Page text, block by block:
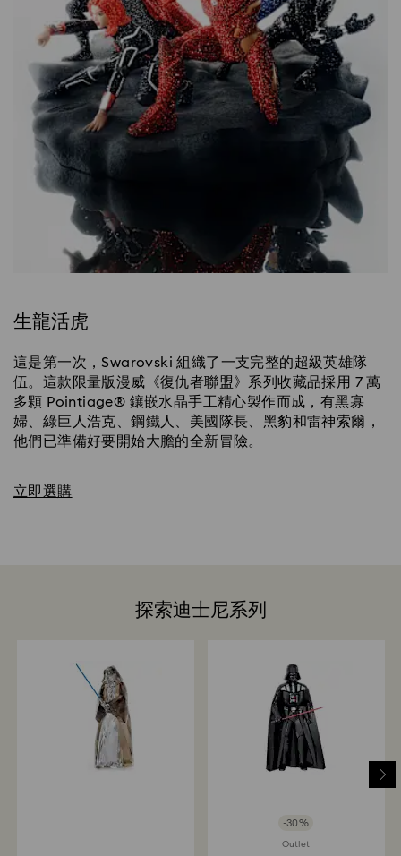
生龍活虎
這是第一次，Swarovski 組織了一支完整的超級英雄隊
伍。這款限量版漫威《復仇者聯盟》系列收藏品採用 7 萬
多顆 Pointiage® 鑲嵌水晶手工精心製作而成，有黑寡
婦、綠巨人浩克、鋼鐵人、美國隊長、黑豹和雷神索爾，
他們已準備好要開始大膽的全新冒險。
立即選購
探索迪士尼系列
-30%
Outlet